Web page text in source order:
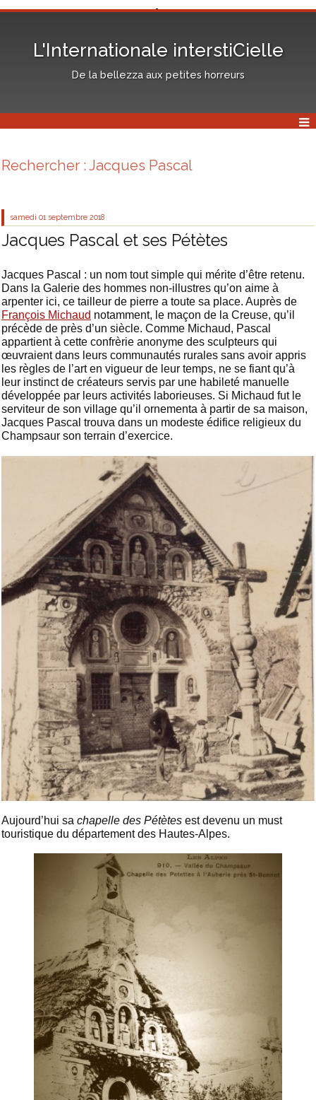
L'Internationale interstiCielle
De la bellezza aux petites horreurs
Rechercher : Jacques Pascal
samedi 01 septembre 2018
Jacques Pascal et ses Pétètes
Jacques Pascal : un nom tout simple qui mérite d’être retenu.
Dans la Galerie des hommes non-illustres qu’on aime à
arpenter ici, ce tailleur de pierre a toute sa place. Auprès de
François Michaud notamment, le maçon de la Creuse, qu’il
précède de près d’un siècle. Comme Michaud, Pascal
appartient à cette confrèrie anonyme des sculpteurs qui
œuvraient dans leurs communautés rurales sans avoir appris
les règles de l’art en vigueur de leur temps, ne se fiant qu’à
leur instinct de créateurs servis par une habileté manuelle
développée par leurs activités laborieuses. Si Michaud fut le
serviteur de son village qu’il ornementa à partir de sa maison,
Jacques Pascal trouva dans un modeste édifice religieux du
Champsaur son terrain d’exercice.
Aujourd’hui sa chapelle des Pétètes est devenu un must
touristique du département des Hautes-Alpes.